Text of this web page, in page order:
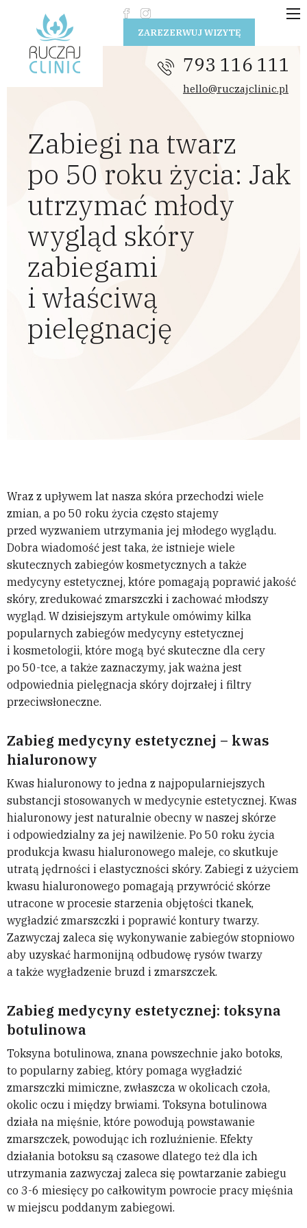
ZAREZERWUJ WIZYTĘ
793 116 111
hello@ruczajclinic.pl
Zabiegi na twarz
po 50 roku życia: Jak
utrzymać młody
wygląd skóry
zabiegami
i właściwą
pielęgnację
Wraz z upływem lat nasza skóra przechodzi wiele
zmian, a po 50 roku życia często stajemy
przed wyzwaniem utrzymania jej młodego wyglądu.
Dobra wiadomość jest taka, że istnieje wiele
skutecznych zabiegów kosmetycznych a także
medycyny estetycznej, które pomagają poprawić jakość
skóry, zredukować zmarszczki i zachować młodszy
wygląd. W dzisiejszym artykule omówimy kilka
popularnych zabiegów medycyny estetycznej
i kosmetologii, które mogą być skuteczne dla cery
po 50-tce, a także zaznaczymy, jak ważna jest
odpowiednia pielęgnacja skóry dojrzałej i filtry
przeciwsłoneczne.
Zabieg medycyny estetycznej – kwas
hialuronowy
Kwas hialuronowy to jedna z najpopularniejszych
substancji stosowanych w medycynie estetycznej. Kwas
hialuronowy jest naturalnie obecny w naszej skórze
i odpowiedzialny za jej nawilżenie. Po 50 roku życia
produkcja kwasu hialuronowego maleje, co skutkuje
utratą jędrności i elastyczności skóry. Zabiegi z użyciem
kwasu hialuronowego pomagają przywrócić skórze
utracone w procesie starzenia objętości tkanek,
wygładzić zmarszczki i poprawić kontury twarzy.
Zazwyczaj zaleca się wykonywanie zabiegów stopniowo
aby uzyskać harmonijną odbudowę rysów twarzy
a także wygładzenie bruzd i zmarszczek.
Zabieg medycyny estetycznej: toksyna
botulinowa
Toksyna botulinowa, znana powszechnie jako botoks,
to popularny zabieg, który pomaga wygładzić
zmarszczki mimiczne, zwłaszcza w okolicach czoła,
okolic oczu i między brwiami. Toksyna botulinowa
działa na mięśnie, które powodują powstawanie
zmarszczek, powodując ich rozluźnienie. Efekty
działania botoksu są czasowe dlatego też dla ich
utrzymania zazwyczaj zaleca się powtarzanie zabiegu
co 3-6 miesięcy po całkowitym powrocie pracy mięśnia
w miejscu poddanym zabiegowi.